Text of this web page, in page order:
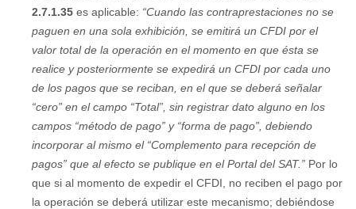
2.7.1.35es aplicable: “Cuando las contraprestaciones no se
paguen en una sola exhibición, se emitirá un CFDI por el
valor total de la operación en el momento en que ésta se
realice y posteriormente se expedirá un CFDI por cada uno
de los pagos que se reciban, en el que se deberá señalar
“cero” en el campo “Total”, sin registrar dato alguno en los
campos “método de pago” y “forma de pago”, debiendo
incorporar al mismo el “Complemento para recepción de
pagos” que al efecto se publique en el Portal del SAT.” Por lo
que si al momento de expedir el CFDI, no reciben el pago por
la operación se deberá utilizar este mecanismo; debiéndose